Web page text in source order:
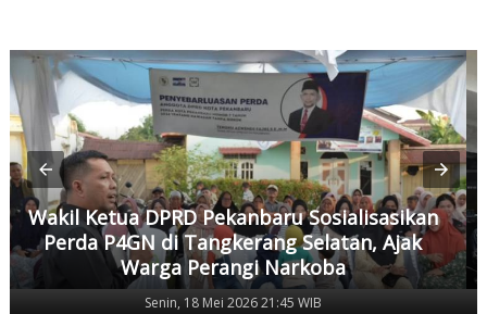
Wakil Ketua DPRD Pekanbaru Sosialisasikan
Perda P4GN di Tangkerang Selatan, Ajak
Warga Perangi Narkoba
Senin, 18 Mei 2026 21:45 WIB